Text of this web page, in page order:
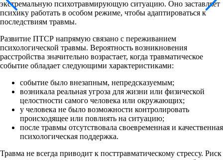
экстремальную психотравмирующую ситуацию. Оно заставляет
психику работать в особом режиме, чтобы адаптироваться к
последствиям травмы.
Развитие ПТСР напрямую связано с переживанием
психологической травмы. Вероятность возникновения
расстройства значительно возрастает, когда травматическое
событие обладает следующими характеристиками:
событие было внезапным, непредсказуемым;
возникала реальная угроза для жизни или физической
целостности самого человека или окружающих;
у человека не было возможности контролировать
происходящее или повлиять на ситуацию;
после травмы отсутствовала своевременная и качественная
психологическая поддержка.
Травма не всегда приводит к посттравматическому стрессу. Риск